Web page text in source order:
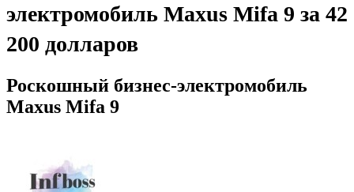
электромобиль Maxus Mifa 9 за 42
200 долларов
Роскошный бизнес-электромобиль
Maxus Mifa 9